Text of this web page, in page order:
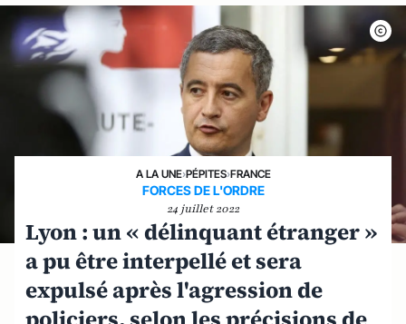
A LA UNE›PÉPITES›FRANCE
FORCES DE L'ORDRE
24 juillet 2022
Lyon : un « délinquant étranger »
a pu être interpellé et sera
expulsé après l'agression de